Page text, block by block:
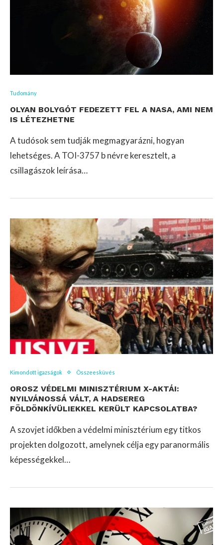
Tudomány
OLYAN BOLYGÓT FEDEZETT FEL A NASA, AMI NEM
IS LÉTEZHETNE
A tudósok sem tudják megmagyarázni, hogyan
lehetséges. A TOI-3757 b névre keresztelt, a
csillagászok leírása…
Kimondott igazságok Összeesküvés
OROSZ VÉDELMI MINISZTÉRIUM X-AKTÁI:
NYILVÁNOSSÁ VÁLT, A HADSEREG
FÖLDÖNKÍVÜLIEKKEL KERÜLT KAPCSOLATBA?
A szovjet időkben a védelmi minisztérium egy titkos
projekten dolgozott, amelynek célja egy paranormális
képességekkel…